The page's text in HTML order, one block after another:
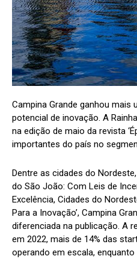
Campina Grande ganhou mais
potencial de inovação. A
na edição de maio da revista
importantes do país no
Dentre as cidades do
do São João: Com Leis de
Excelência, Cidades do
Para a Inovação’, Campina
diferenciada na publicação. A
em 2022, mais de 14% das
operando em escala,